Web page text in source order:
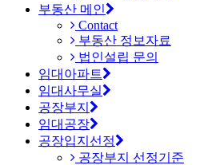
부동산 메인
Contact
부동산 정보자료
법인설립 문의
임대아파트
임대사무실
공장부지
임대공장
공장입지선정
공장부지 선정기준